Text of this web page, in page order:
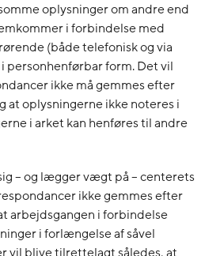
oplysninger om andre end
i forbindelse med
(både telefonisk og via
personhenførbar form. Det vil
ikke må gemmes efter
at oplysningerne ikke noteres i
i arket kan henføres til andre
– og lægger vægt på – centerets
ikke gemmes efter
arbejdsgangen i forbindelse
i forlængelse af såvel